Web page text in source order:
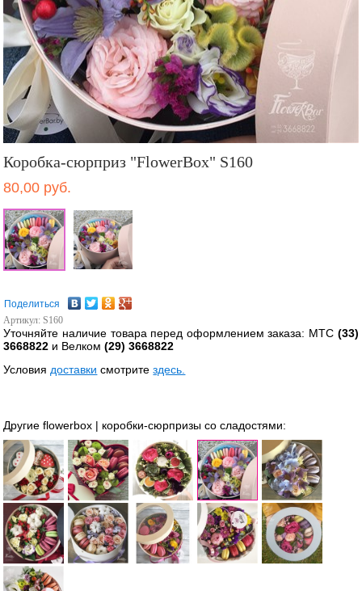
Коробка-сюрприз "FlowerBox" S160
80,00 руб.
Поделиться
Артикул: S160
Уточняйте наличие товара перед оформлением заказа: МТС (33)
3668822 и Велком(29) 3668822
Условия доставки смотритездесь.
Другие flowerbox | коробки-сюрпризы со сладостями: